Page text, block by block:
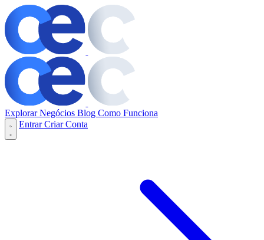
Explorar Negócios Blog Como Funciona
EntrarCriar Conta